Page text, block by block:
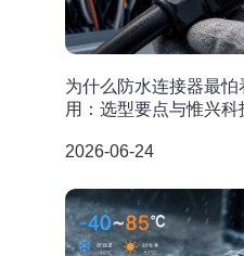
为什么防水连接器最
用：选型要点与惟兴科
2026-06-24